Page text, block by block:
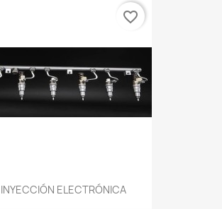
INYECCIÓN ELECTRÓNICA
favorite_border